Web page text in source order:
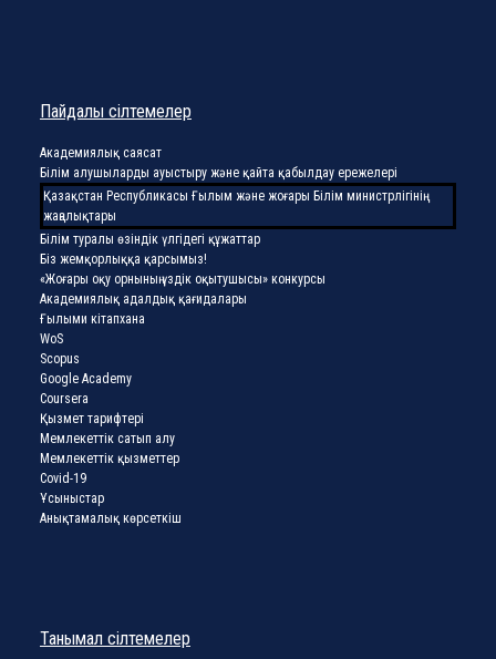
Пайдалы сілтемелер
Академиялық саясат
Білім алушыларды ауыстыру және қайта қабылдау ережелері
Қазақстан Республикасы Ғылым және жоғары Білім министрлігінің
жаңалықтары
Білім туралы өзіндік үлгідегі құжаттар
Біз жемқорлыққа қарсымыз!
«Жоғары оқу орнының үздік оқытушысы» конкурсы
Академиялық адалдық қағидалары
Ғылыми кітапхана
WoS
Scopus
Google Academy
Coursera
Қызмет тарифтері
Мемлекеттік сатып алу
Мемлекеттік қызметтер
Covid-19
Ұсыныстар
Анықтамалық көрсеткіш
Танымал сілтемелер